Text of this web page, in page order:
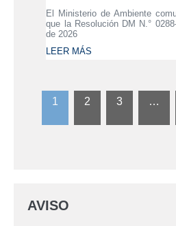
El Ministerio de Ambiente
que la Resolución DM N.°
de 2026
LEER MÁS
1 2 3 …
AVISO